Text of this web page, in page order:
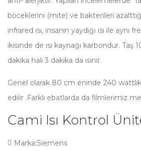
böceklerini (mite) ve bakterileri
infrared ısı, insanın yaydığı ısı ile aynı
ikisinde de ısı kaynağı karbondur. Taş
dakika halı 3 dakika da ısınır.
Genel olarak 80 cm eninde 240
edilir .Farklı ebatlarda da filmlerimiz
Cami Isı Kontrol
Marka:Siemens